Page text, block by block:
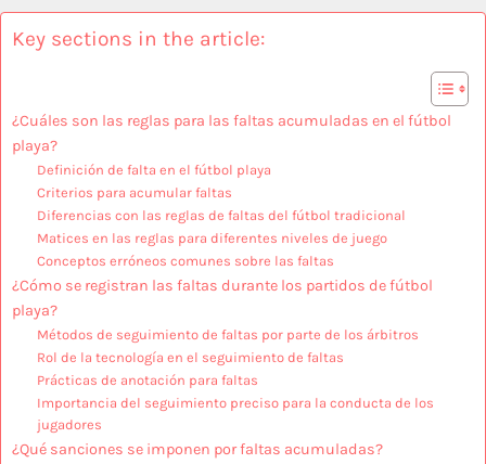
Key sections in the article:
¿Cuáles son las reglas para las faltas acumuladas en el fútbol
playa?
Definición de falta en el fútbol playa
Criterios para acumular faltas
Diferencias con las reglas de faltas del fútbol tradicional
Matices en las reglas para diferentes niveles de juego
Conceptos erróneos comunes sobre las faltas
¿Cómo se registran las faltas durante los partidos de fútbol
playa?
Métodos de seguimiento de faltas por parte de los árbitros
Rol de la tecnología en el seguimiento de faltas
Prácticas de anotación para faltas
Importancia del seguimiento preciso para la conducta de los
jugadores
¿Qué sanciones se imponen por faltas acumuladas?